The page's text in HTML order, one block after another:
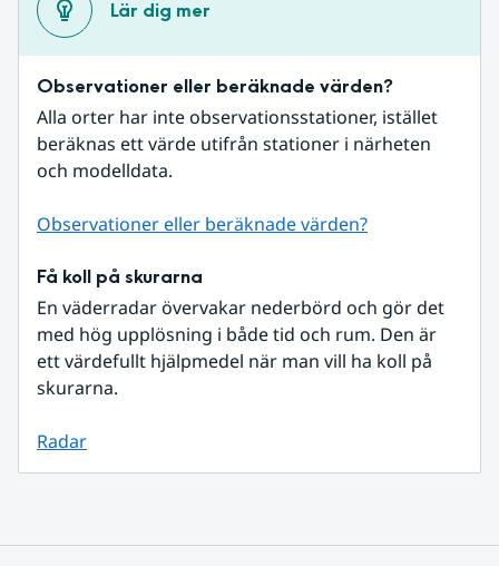
Lär dig mer
Observationer eller beräknade värden?
Alla orter har inte observationsstationer, istället
beräknas ett värde utifrån stationer i närheten
och modelldata.
Observationer eller beräknade värden?
Få koll på skurarna
En väderradar övervakar nederbörd och gör det
med hög upplösning i både tid och rum. Den är
ett värdefullt hjälpmedel när man vill ha koll på
skurarna.
Radar